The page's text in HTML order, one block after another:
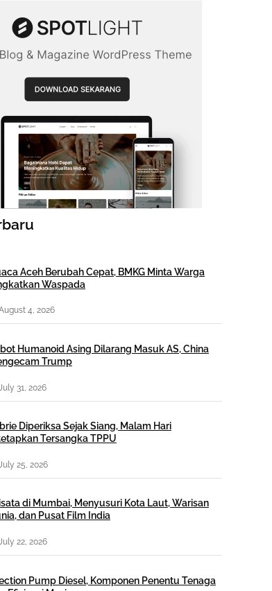
Aceh Berubah Cepat, BMKG Minta Warga
Waspada
4, 2026
Humanoid Asing Dilarang Masuk AS, China
Trump
July 31, 2026
Diperiksa Sejak Siang, Malam Hari
Tersangka TPPU
July 25, 2026
di Mumbai, Menyusuri Kota Laut, Warisan
dan Pusat Film India
22, 2026
Pump Diesel, Komponen Penentu Tenaga